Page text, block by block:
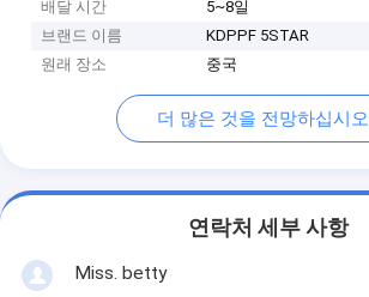
배달 시간
5~8일
브랜드 이름
KDPPF 5STAR
원래 장소
중국
더 많은 것을 전망하십시오
연락처 세부 사항
Miss. betty